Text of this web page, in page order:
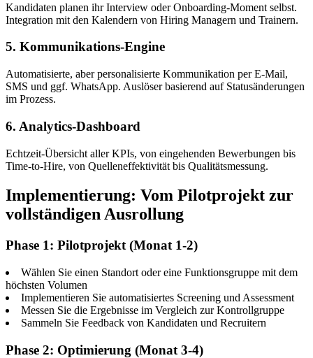
Kandidaten planen ihr Interview oder Onboarding-Moment selbst.
Integration mit den Kalendern von Hiring Managern und Trainern.
5. Kommunikations-Engine
Automatisierte, aber personalisierte Kommunikation per E-Mail,
SMS und ggf. WhatsApp. Auslöser basierend auf Statusänderungen
im Prozess.
6. Analytics-Dashboard
Echtzeit-Übersicht aller KPIs, von eingehenden Bewerbungen bis
Time-to-Hire, von Quelleneffektivität bis Qualitätsmessung.
Implementierung: Vom Pilotprojekt zur
vollständigen Ausrollung
Phase 1: Pilotprojekt (Monat 1-2)
Wählen Sie einen Standort oder eine Funktionsgruppe mit dem
höchsten Volumen
Implementieren Sie automatisiertes Screening und Assessment
Messen Sie die Ergebnisse im Vergleich zur Kontrollgruppe
Sammeln Sie Feedback von Kandidaten und Recruitern
Phase 2: Optimierung (Monat 3-4)